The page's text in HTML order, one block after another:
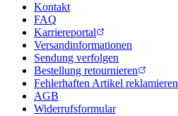
Kontakt
FAQ
Karriereportal
Versandinformationen
Sendung verfolgen
Bestellung retournieren
Fehlerhaften Artikel reklamieren
AGB
Widerrufsformular